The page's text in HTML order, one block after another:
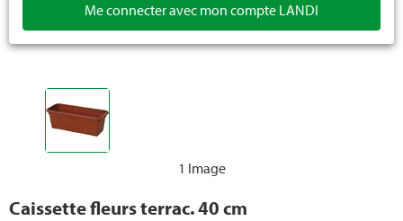
1 Image
Caissette fleurs terrac. 40 cm
Me connecter avec mon compte LANDI